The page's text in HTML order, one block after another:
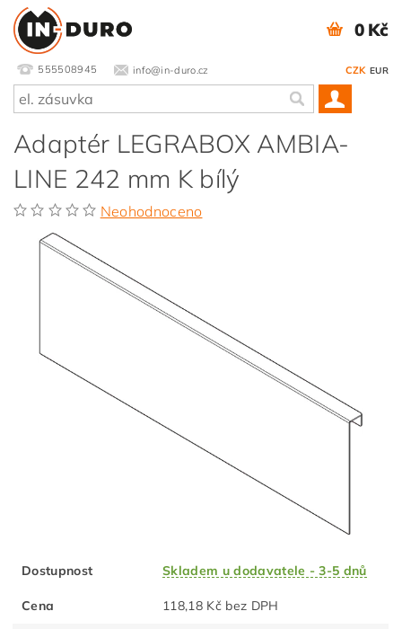
555508945 info@in-duro.cz CZK EUR
0 Kč
Adaptér LEGRABOX AMBIA-
LINE 242 mm K bílý
Neohodnoceno
Dostupnost Skladem u dodavatele - 3-5 dnů
Cena 118,18 Kč bez DPH